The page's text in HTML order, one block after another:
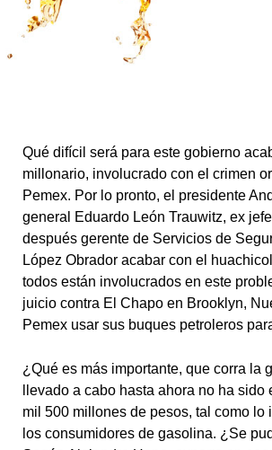
Qué difícil será para este gobierno
millonario, involucrado con el crimen
Pemex. Por lo pronto, el presidente
general Eduardo León Trauwitz, ex
después gerente de Servicios de
López Obrador acabar con el
todos están involucrados en este
juicio contra El Chapo en Brooklyn,
Pemex usar sus buques petroleros
¿Qué es más importante, que corra la
llevado a cabo hasta ahora no ha
mil 500 millones de pesos, tal como
los consumidores de gasolina. ¿Se